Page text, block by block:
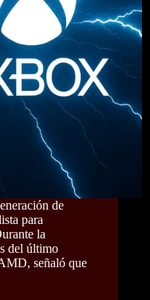
de
para
la
del último
señaló que